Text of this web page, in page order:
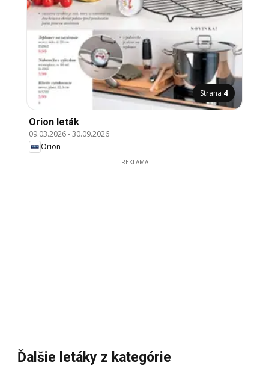
Strana 4
Orion leták
09.03.2026-30.09.2026
Orion
REKLAMA
Ďalšie letáky z kategórie